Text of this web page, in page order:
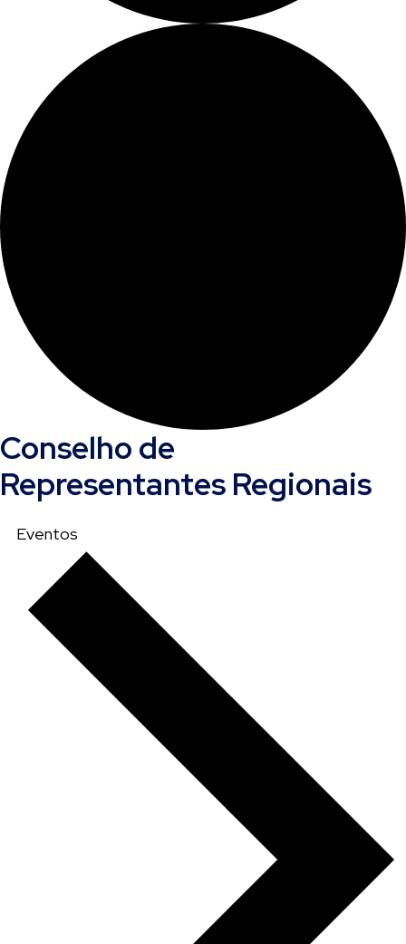
Conselho de
Representantes Regionais
Eventos